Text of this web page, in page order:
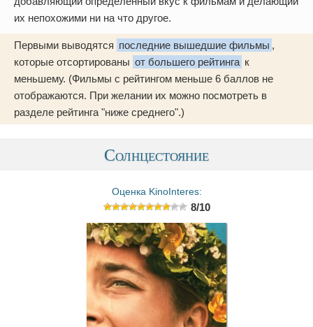
их непохожими ни на что другое.
Первыми выводятся последние вышедшие фильмы ,
которые отсортированы от большего рейтинга к
меньшему. (Фильмы с рейтингом меньше 6 баллов не
отображаются. При желании их можно посмотреть в
разделе рейтинга "ниже среднего".)
Солнцестояние
Оценка KinoInteres:
8/10